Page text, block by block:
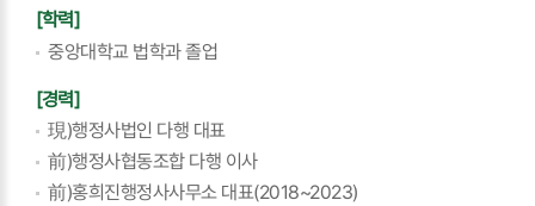
[학력]
중앙대학교 법학과 졸업
[경력]
現)행정사법인 다행 대표
前)행정사협동조합 다행 이사
前)홍희진행정사사무소 대표(2018~2023)